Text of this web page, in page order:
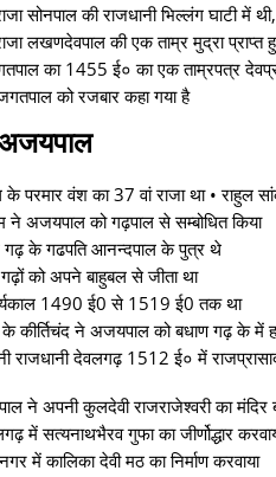
सोनपाल की राजधानी भिल्लंग घाटी में
लखणदेवपाल की एक ताम्र मुद्रा प्राप्त
का 1455 ई० का एक ताम्रपत्र
को रजबार कहा गया है
परमार वंश का 37 वां राजा था • राहुल
ने अजयपाल को गढ़पाल से सम्बोधित किया
गढ़ के गढपति आनन्दपाल के पुत्र थे
को अपने बाहुबल से जीता था
1490 ई0 से 1519 ई0 तक था
ने अजयपाल को बधाण गढ़ के में
राजधानी देवलगढ़ 1512 ई० में
ने अपनी कुलदेवी राजराजेश्वरी का मंदिर
में सत्यनाथभैरव गुफा का जीर्णोद्धार
में कालिका देवी मठ का निर्माण करवाया